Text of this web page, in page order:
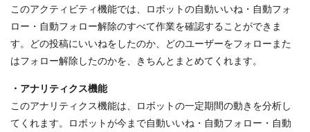
このアクティビティ機能では、ロボットの自動いいね・自動フォ
ロー・自動フォロー解除のすべて作業を確認することができま
す。どの投稿にいいねをしたのか、どのユーザーをフォローまた
はフォロー解除したのかを、きちんとまとめてくれます。
・アナリティクス機能
このアナリティクス機能は、ロボットの一定期間の動きを分析し
てくれます。ロボットが今まで自動いいね・自動フォロー・自動